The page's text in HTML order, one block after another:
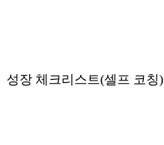
성장 체크리스트(셀프 코칭)